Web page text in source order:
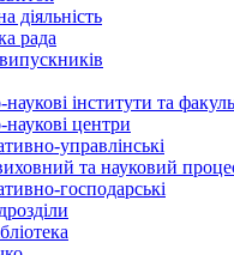
діяльність
рада
інститути та
центри
управлінські
та науковий
господарські